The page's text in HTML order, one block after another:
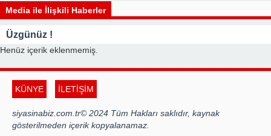
Media ile İlişkili Haberler
Üzgünüz !
Henüz içerik eklenmemiş.
KÜNYE İLETİŞİM
siyasinabiz.com.tr© 2024 Tüm Hakları saklıdır, kaynak
gösterilmeden içerik kopyalanamaz.